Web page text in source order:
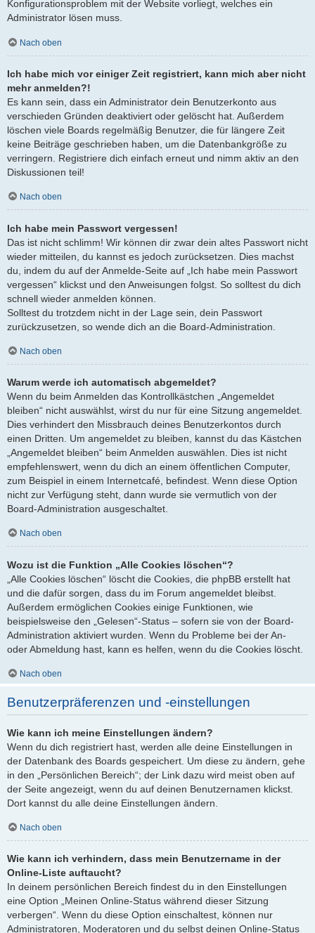
Konfigurationsproblem mit der Website vorliegt, welches ein
Administrator lösen muss.
Nach oben
Ich habe mich vor einiger Zeit registriert, kann mich aber nicht
mehr anmelden?!
Es kann sein, dass ein Administrator dein Benutzerkonto aus
verschieden Gründen deaktiviert oder gelöscht hat. Außerdem
löschen viele Boards regelmäßig Benutzer, die für längere Zeit
keine Beiträge geschrieben haben, um die Datenbankgröße zu
verringern. Registriere dich einfach erneut und nimm aktiv an den
Diskussionen teil!
Nach oben
Ich habe mein Passwort vergessen!
Das ist nicht schlimm! Wir können dir zwar dein altes Passwort nicht
wieder mitteilen, du kannst es jedoch zurücksetzen. Dies machst
du, indem du auf der Anmelde-Seite auf „Ich habe mein Passwort
vergessen“ klickst und den Anweisungen folgst. So solltest du dich
schnell wieder anmelden können.
Solltest du trotzdem nicht in der Lage sein, dein Passwort
zurückzusetzen, so wende dich an die Board-Administration.
Nach oben
Warum werde ich automatisch abgemeldet?
Wenn du beim Anmelden das Kontrollkästchen „Angemeldet
bleiben“ nicht auswählst, wirst du nur für eine Sitzung angemeldet.
Dies verhindert den Missbrauch deines Benutzerkontos durch
einen Dritten. Um angemeldet zu bleiben, kannst du das Kästchen
„Angemeldet bleiben“ beim Anmelden auswählen. Dies ist nicht
empfehlenswert, wenn du dich an einem öffentlichen Computer,
zum Beispiel in einem Internetcafé, befindest. Wenn diese Option
nicht zur Verfügung steht, dann wurde sie vermutlich von der
Board-Administration ausgeschaltet.
Nach oben
Wozu ist die Funktion „Alle Cookies löschen“?
„Alle Cookies löschen“ löscht die Cookies, die phpBB erstellt hat
und die dafür sorgen, dass du im Forum angemeldet bleibst.
Außerdem ermöglichen Cookies einige Funktionen, wie
beispielsweise den „Gelesen“-Status – sofern sie von der Board-
Administration aktiviert wurden. Wenn du Probleme bei der An-
oder Abmeldung hast, kann es helfen, wenn du die Cookies löscht.
Nach oben
Benutzerpräferenzen und -einstellungen
Wie kann ich meine Einstellungen ändern?
Wenn du dich registriert hast, werden alle deine Einstellungen in
der Datenbank des Boards gespeichert. Um diese zu ändern, gehe
in den „Persönlichen Bereich“; der Link dazu wird meist oben auf
der Seite angezeigt, wenn du auf deinen Benutzernamen klickst.
Dort kannst du alle deine Einstellungen ändern.
Nach oben
Wie kann ich verhindern, dass mein Benutzername in der
Online-Liste auftaucht?
In deinem persönlichen Bereich findest du in den Einstellungen
eine Option „Meinen Online-Status während dieser Sitzung
verbergen“. Wenn du diese Option einschaltest, können nur
Administratoren, Moderatoren und du selbst deinen Online-Status